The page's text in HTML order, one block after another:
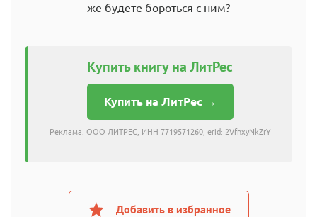
же будете бороться с ним?
Купить книгу на ЛитРес
Купить на ЛитРес →
Реклама. ООО ЛИТРЕС, ИНН 7719571260, erid: 2VfnxyNkZrY
Добавить в избранное